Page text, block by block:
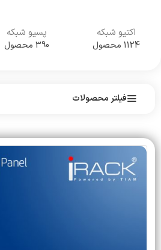
اکتیو شبکه
1124 محصول
پسیو شبکه
390 محصول
فیلتر محصولات